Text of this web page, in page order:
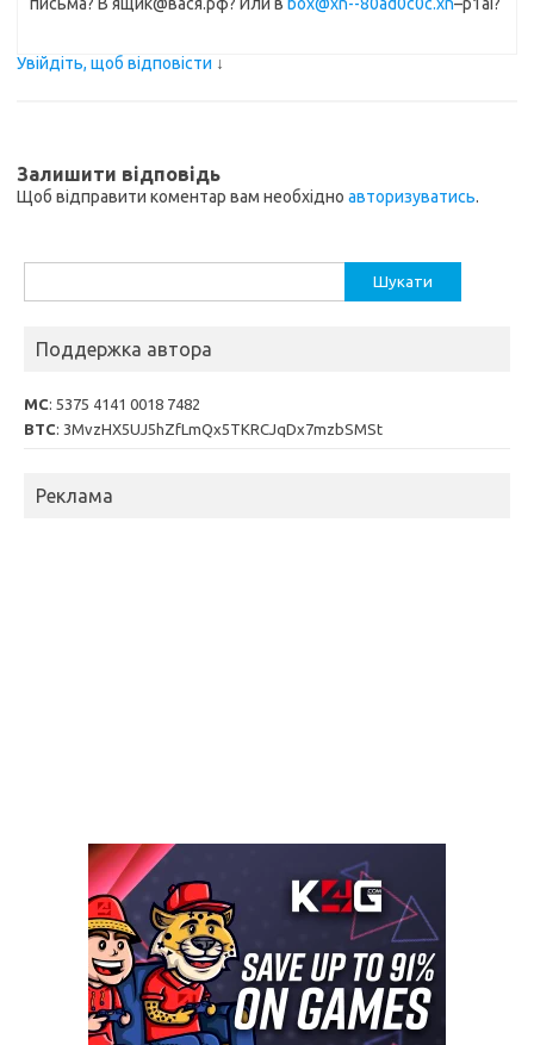
Увійдіть, щоб відповісти ↓
Залишити відповідь
Щоб відправити коментар вам необхідно авторизуватись.
Поддержка автора
MC: 5375 4141 0018 7482
BTC: 3MvzHX5UJ5hZfLmQx5TKRCJqDx7mzbSMSt
Реклама